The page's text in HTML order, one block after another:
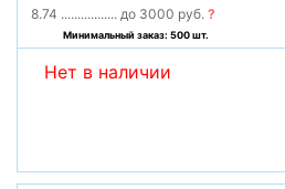
8.74 ................. до 3000 руб.?
Минимальный заказ: 500 шт.
Нет в наличии